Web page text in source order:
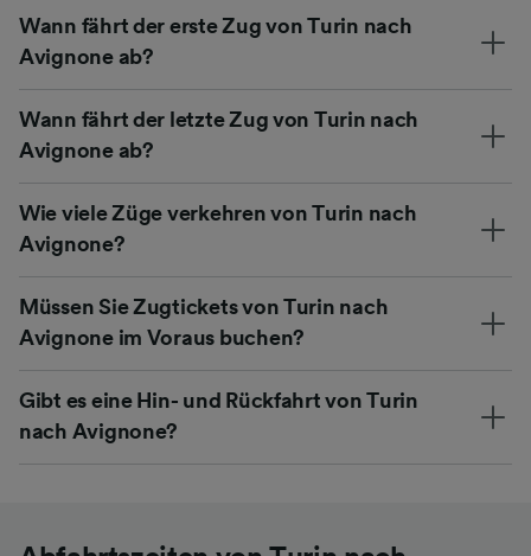
Wann fährt der erste Zug von Turin nach
Avignone ab?
Wann fährt der letzte Zug von Turin nach
Avignone ab?
Wie viele Züge verkehren von Turin nach
Avignone?
Müssen Sie Zugtickets von Turin nach
Avignone im Voraus buchen?
Gibt es eine Hin- und Rückfahrt von Turin
nach Avignone?